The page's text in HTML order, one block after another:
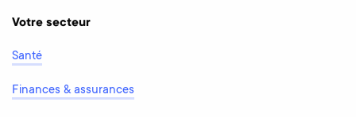
Votre secteur
Santé
Finances & assurances